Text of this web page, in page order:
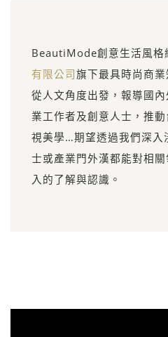
BeautiMode創意生活風格
有限公司旗下最具時尚商
從人文角度出發，報導國
業工作者及創意人士，推
視美學…期望透過我們深入
士或產業門外漢都能對相
入的了解與認識。